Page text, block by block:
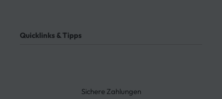
Impressum
Quicklinks & Tipps
Sichere Zahlungen